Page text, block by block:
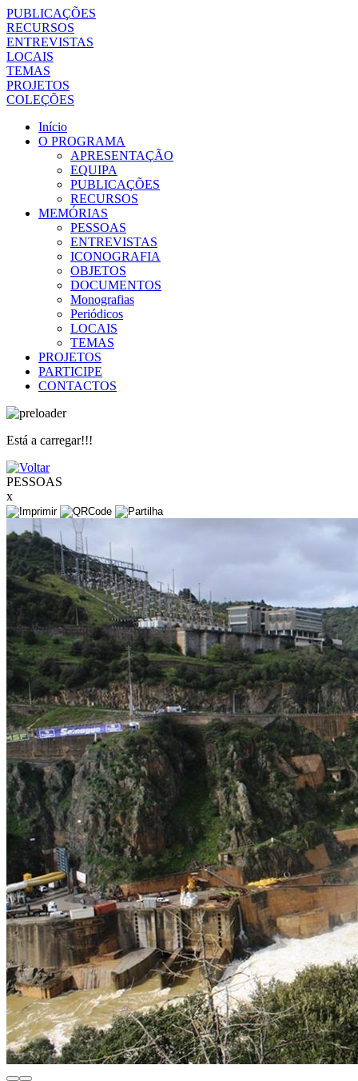
PUBLICAÇÕES
RECURSOS
ENTREVISTAS
LOCAIS
TEMAS
PROJETOS
COLEÇÕES
Início
O PROGRAMA
APRESENTAÇÃO
EQUIPA
PUBLICAÇÕES
RECURSOS
MEMÓRIAS
PESSOAS
ENTREVISTAS
ICONOGRAFIA
OBJETOS
DOCUMENTOS
Monografias
Periódicos
LOCAIS
TEMAS
PROJETOS
PARTICIPE
CONTACTOS
Está a carregar!!!
PESSOAS
x